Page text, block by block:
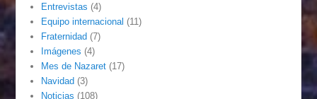
Entrevistas (4)
Equipo internacional (11)
Fraternidad (7)
Imágenes (4)
Mes de Nazaret (17)
Navidad (3)
Noticias (108)